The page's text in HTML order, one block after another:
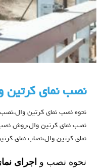
نصب نمای کرتین
نحوه نصب نمای کرتین
نصب نمای کرتین وال،روش
نمای کرتین وال،نصاب نمای
نحوه نصب و اجرای